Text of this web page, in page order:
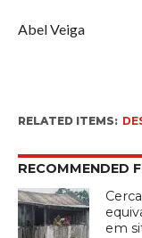
Abel Veiga
RELATED ITEMS:
RECOMMENDED
em